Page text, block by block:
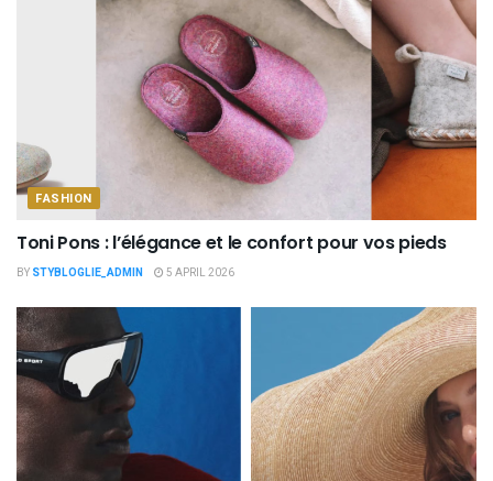
FASHION
Toni Pons : l’élégance et le confort pour vos pieds
BY STYBLOGLIE_ADMIN 5 APRIL 2026